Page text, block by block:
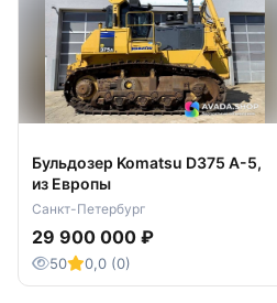
Бульдозер Komatsu D375 A-5,
из Европы
Санкт-Петербург
29 900 000 ₽
50 0,0 (0)